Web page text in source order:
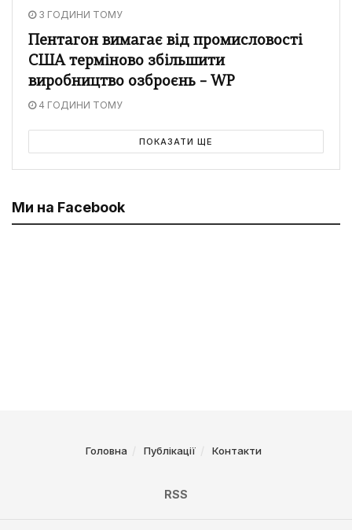
3 ГОДИНИ ТОМУ
Пентагон вимагає від промисловості
США терміново збільшити
виробництво озброєнь – WP
4 ГОДИНИ ТОМУ
ПОКАЗАТИ ЩЕ
Ми на Facebook
Головна Публікації Контакти
RSS